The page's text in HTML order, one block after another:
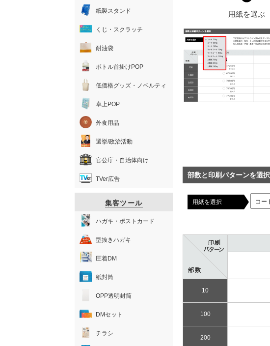
用紙を選ぶ
部数と印刷パターンを選択
用紙を選択
10
100
200
紙製スタンド
くじ・スクラッチ
耐油袋
ボトル首掛けPOP
低価格グッズ・ノベルティ
卓上POP
外食用品
選挙/政治活動
官公庁・自治体向け
TVer広告
集客ツール
ハガキ・ポストカード
型抜きハガキ
圧着DM
紙封筒
OPP透明封筒
DMセット
チラシ